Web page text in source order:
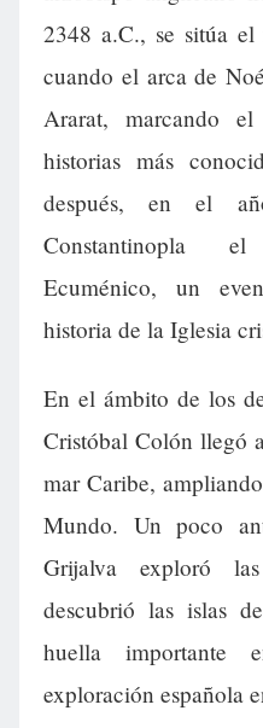
2348 a.C., se sitúa
cuando el arca de
Ararat, marcando
historias más
después, en el
Constantinopla
Ecuménico, un
historia de la Iglesia
En el ámbito de los
Cristóbal Colón llegó
mar Caribe,
Mundo. Un poco
Grijalva exploró
descubrió las islas
huella
exploración española